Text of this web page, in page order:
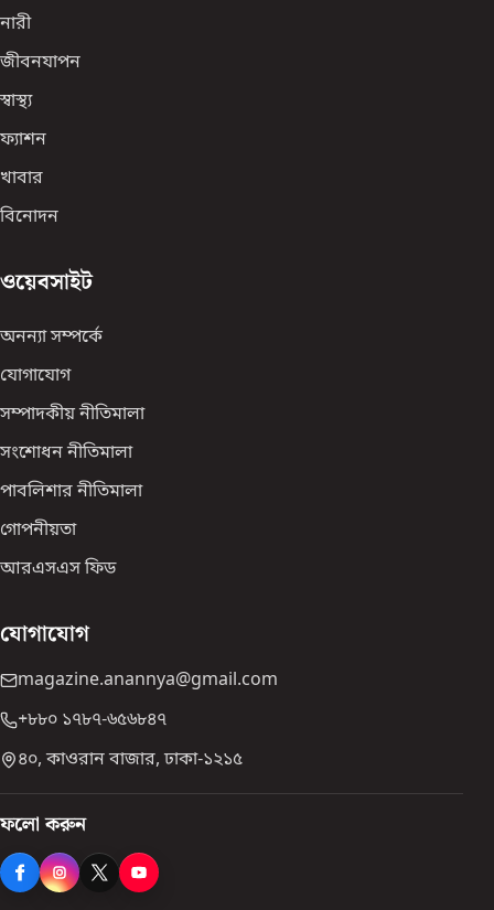
নারী
জীবনযাপন
স্বাস্থ্য
ফ্যাশন
খাবার
বিনোদন
ওয়েবসাইট
অনন্যা সম্পর্কে
যোগাযোগ
সম্পাদকীয় নীতিমালা
সংশোধন নীতিমালা
পাবলিশার নীতিমালা
গোপনীয়তা
আরএসএস ফিড
যোগাযোগ
magazine.anannya@gmail.com
+৮৮০ ১৭৮৭-৬৫৬৮৪৭
৪০, কাওরান বাজার, ঢাকা-১২১৫
ফলো করুন